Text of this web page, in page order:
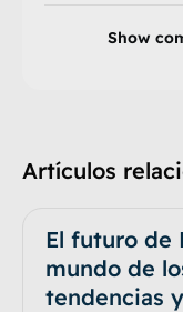
Show
Artículos
El futuro de
mundo de
tendencias